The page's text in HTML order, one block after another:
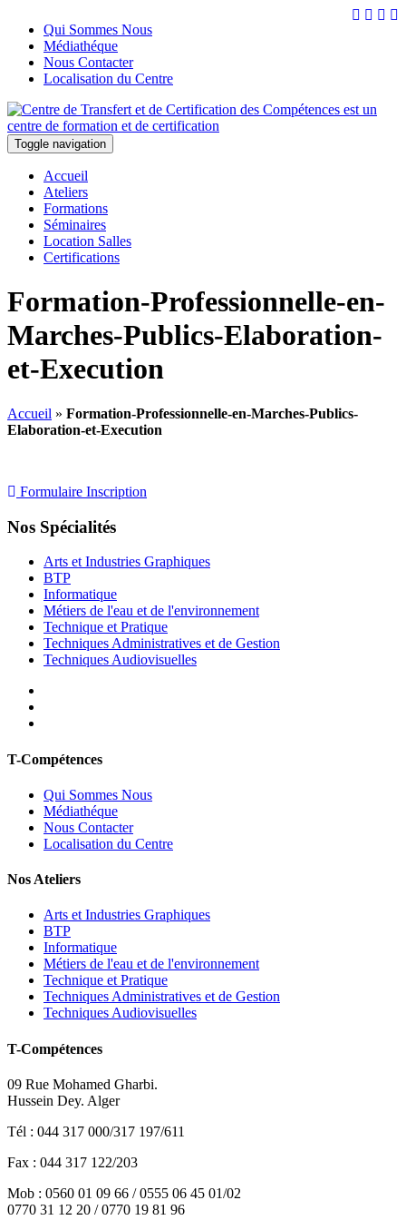
Qui Sommes Nous
Médiathéque
Nous Contacter
Localisation du Centre
Toggle navigation
Accueil
Ateliers
Formations
Séminaires
Location Salles
Certifications
Formation-Professionnelle-en-
Marches-Publics-Elaboration-
et-Execution
Accueil » Formation-Professionnelle-en-Marches-Publics-
Elaboration-et-Execution
Formulaire Inscription
Nos Spécialités
Arts et Industries Graphiques
BTP
Informatique
Métiers de l'eau et de l'environnement
Technique et Pratique
Techniques Administratives et de Gestion
Techniques Audiovisuelles
T-Compétences
Qui Sommes Nous
Médiathéque
Nous Contacter
Localisation du Centre
Nos Ateliers
Arts et Industries Graphiques
BTP
Informatique
Métiers de l'eau et de l'environnement
Technique et Pratique
Techniques Administratives et de Gestion
Techniques Audiovisuelles
T-Compétences
09 Rue Mohamed Gharbi.
Hussein Dey. Alger
Tél : 044 317 000/317 197/611
Fax : 044 317 122/203
Mob : 0560 01 09 66 / 0555 06 45 01/02
0770 31 12 20 / 0770 19 81 96